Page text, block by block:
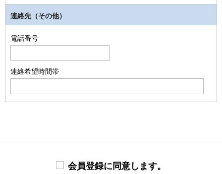
連絡先（その他）
電話番号
連絡希望時間帯
会員登録に同意します。